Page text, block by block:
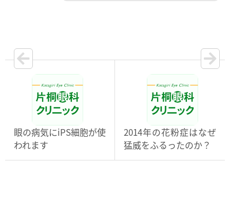
眼の病気にiPS細胞が使
われます
2014年の花粉症はなぜ
猛威をふるったのか？